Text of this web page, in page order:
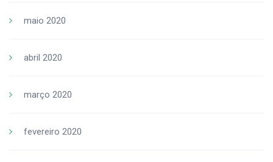
maio 2020
abril 2020
março 2020
fevereiro 2020